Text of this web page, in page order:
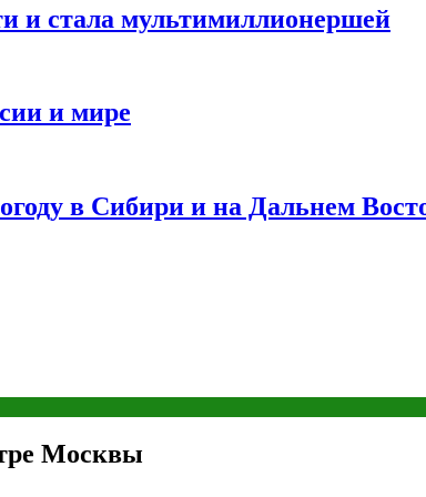
и стала мультимиллионершей
и мире
в Сибири и на Дальнем
Москвы